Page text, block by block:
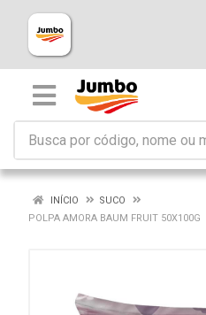
INÍCIO
SUCO
POLPA AMORA BAUM FRUIT 50X100G